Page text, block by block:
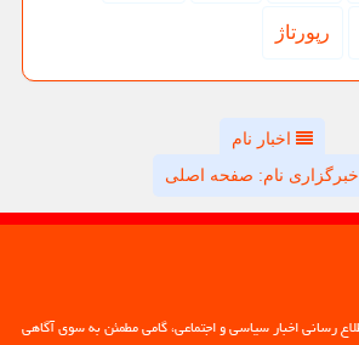
رپورتاژ
اخبار نام
خبرگزاری نام: صفحه اصلی